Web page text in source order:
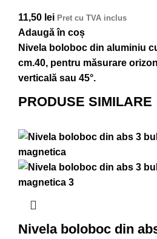
11,50 lei Pret cu TVA inclus
Adaugă în coș
Nivela boloboc din aluminiu
cm.40, pentru măsurare
verticală sau 45°.
PRODUSE SIMILARE
Nivela boloboc din